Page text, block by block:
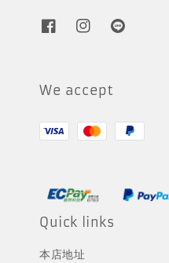
We accept
Quick links
本店地址